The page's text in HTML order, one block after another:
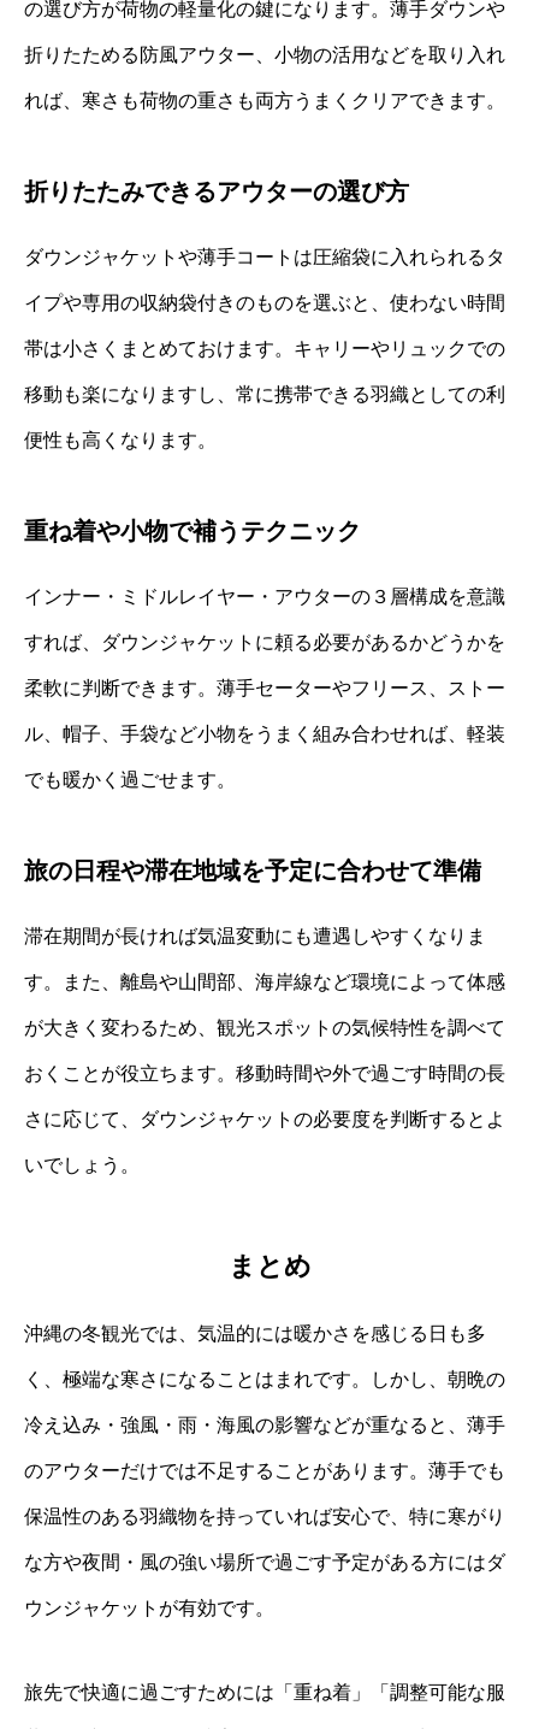
の選び方が荷物の軽量化の鍵になります。薄手ダウンや
折りたためる防風アウター、小物の活用などを取り入れ
れば、寒さも荷物の重さも両方うまくクリアできます。
折りたたみできるアウターの選び方
ダウンジャケットや薄手コートは圧縮袋に入れられるタ
イプや専用の収納袋付きのものを選ぶと、使わない時間
帯は小さくまとめておけます。キャリーやリュックでの
移動も楽になりますし、常に携帯できる羽織としての利
便性も高くなります。
重ね着や小物で補うテクニック
インナー・ミドルレイヤー・アウターの３層構成を意識
すれば、ダウンジャケットに頼る必要があるかどうかを
柔軟に判断できます。薄手セーターやフリース、ストー
ル、帽子、手袋など小物をうまく組み合わせれば、軽装
でも暖かく過ごせます。
旅の日程や滞在地域を予定に合わせて準備
滞在期間が長ければ気温変動にも遭遇しやすくなりま
す。また、離島や山間部、海岸線など環境によって体感
が大きく変わるため、観光スポットの気候特性を調べて
おくことが役立ちます。移動時間や外で過ごす時間の長
さに応じて、ダウンジャケットの必要度を判断するとよ
いでしょう。
まとめ
沖縄の冬観光では、気温的には暖かさを感じる日も多
く、極端な寒さになることはまれです。しかし、朝晩の
冷え込み・強風・雨・海風の影響などが重なると、薄手
のアウターだけでは不足することがあります。薄手でも
保温性のある羽織物を持っていれば安心で、特に寒がり
な方や夜間・風の強い場所で過ごす予定がある方にはダ
ウンジャケットが有効です。
旅先で快適に過ごすためには「重ね着」「調整可能な服